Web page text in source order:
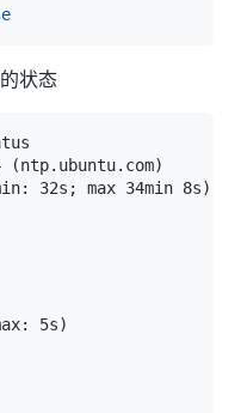
状态
(ntp.ubuntu.com)
32s ; max 34min 8s)
5s)